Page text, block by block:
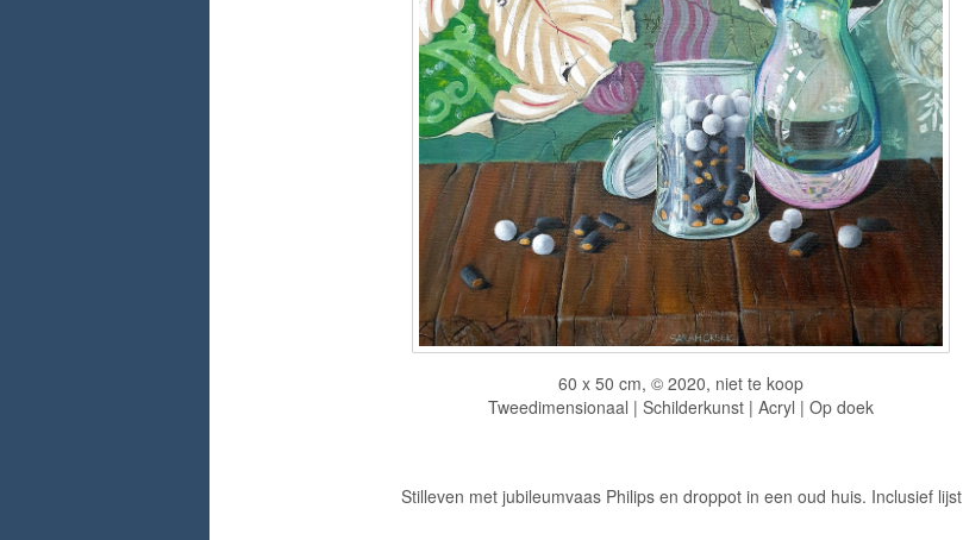
60 x 50 cm, © 2020, niet te koop
Tweedimensionaal | Schilderkunst | Acryl | Op doek
Stilleven met jubileumvaas Philips en droppot in een oud huis. Inclusief lijst